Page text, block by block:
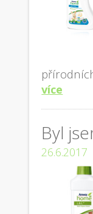
více
Byl
26.6.2017